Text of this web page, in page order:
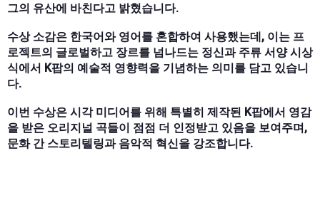
그의 유산에 바친다고 밝혔습니다.
수상 소감은 한국어와 영어를 혼합하여 사용했는데, 이는 프
로젝트의 글로벌하고 장르를 넘나드는 정신과 주류 서양 시상
식에서 K팝의 예술적 영향력을 기념하는 의미를 담고 있습니
다.
이번 수상은 시각 미디어를 위해 특별히 제작된 K팝에서 영감
을 받은 오리지널 곡들이 점점 더 인정받고 있음을 보여주며,
문화 간 스토리텔링과 음악적 혁신을 강조합니다.